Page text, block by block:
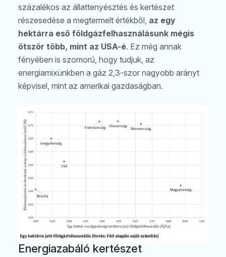
százalékos az állattenyésztés és kertészet
részesedése a megtermelt értékből, az egy
hektárra eső földgázfelhasználásunk mégis
ötször több, mint az USA-é. Ez még annak
fényében is szomorú, hogy tudjuk, az
energiamixünkben a gáz 2,3-szor nagyobb arányt
képvisel, mint az amerikai gazdaságban.
Energiazabáló kertészet